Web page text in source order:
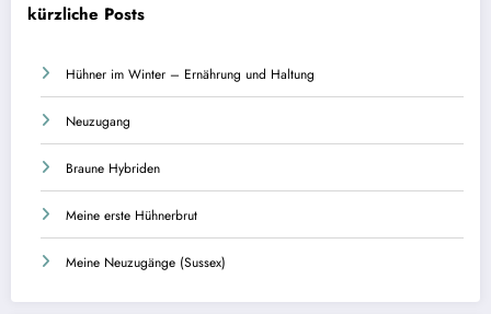
kürzliche Posts
Hühner im Winter – Ernährung und Haltung
Neuzugang
Braune Hybriden
Meine erste Hühnerbrut
Meine Neuzugänge (Sussex)